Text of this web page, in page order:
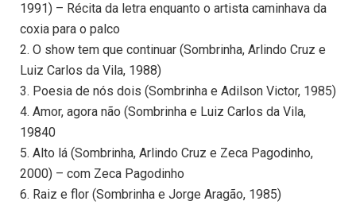
1991) – Récita da letra enquanto o artista caminhava da
coxia para o palco
2. O show tem que continuar (Sombrinha, Arlindo Cruz e
Luiz Carlos da Vila, 1988)
3. Poesia de nós dois (Sombrinha e Adilson Victor, 1985)
4. Amor, agora não (Sombrinha e Luiz Carlos da Vila,
19840
5. Alto lá (Sombrinha, Arlindo Cruz e Zeca Pagodinho,
2000) – com Zeca Pagodinho
6. Raiz e flor (Sombrinha e Jorge Aragão, 1985)